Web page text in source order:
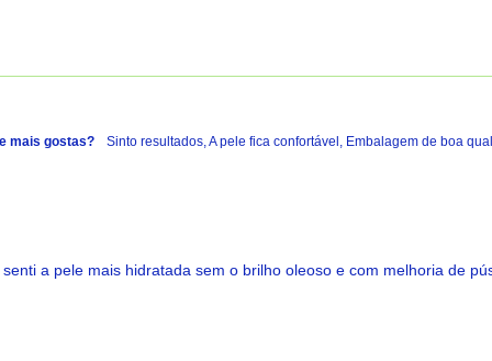
mais gostas? Sinto resultados, A pele fica confortável, Embalagem de boa
a pele mais hidratada sem o brilho oleoso e com melhoria de